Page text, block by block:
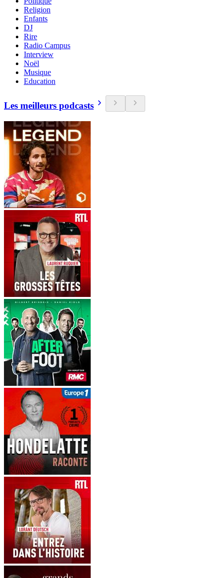
Religion
Enfants
DJ
Rire
Radio Campus
Interview
Noël
Musique
Education
Les meilleurs podcasts